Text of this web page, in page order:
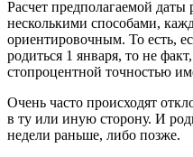
Расчет предполагаемой
несколькими способами,
ориентировочным. То есть,
родиться 1 января, то не
стопроцентной точностью
Очень часто происходят
в ту или иную сторону. И
недели раньше, либо позже.